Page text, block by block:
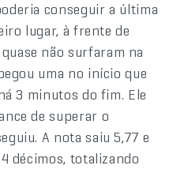
conseguir a última
lugar, à frente de
não surfaram na
uma no início que
3 minutos do fim. Ele
de superar o
A nota saiu 5,77 e
décimos, totalizando